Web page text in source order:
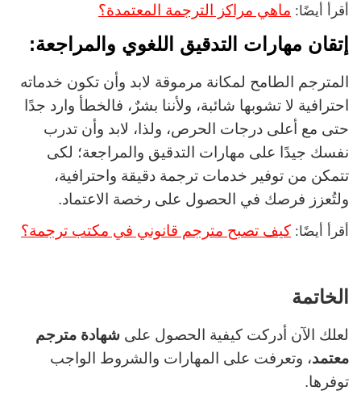
أقرأ أيضًا: ماهي مراكز الترجمة المعتمدة؟
إتقان مهارات التدقيق اللغوي والمراجعة:
المترجم الطامح لمكانة مرموقة لابد وأن تكون خدماته
احترافية لا تشوبها شائبة، ولأننا بشرٌ، فالخطأ وارد جدًا
حتى مع أعلى درجات الحرص، ولذا، لابد وأن تدرب
نفسك جيدًا على مهارات التدقيق والمراجعة؛ لكى
تتمكن من توفير خدمات ترجمة دقيقة واحترافية،
ولتُعزز فرصك في الحصول على رخصة الاعتماد.
أقرأ أيضًا: كيف تصبح مترجم قانوني في مكتب ترجمة؟
الخاتمة
لعلك الآن أدركت كيفية الحصول على شهادة مترجم
معتمد، وتعرفت على المهارات والشروط الواجب
توفرها.